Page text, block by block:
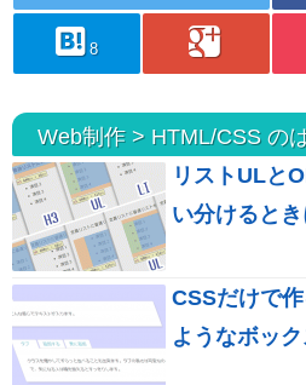
hatebu 8 googleplus
Web制作 > HTML/CSS の
リストULと
い分けると
CSSだけで
ようなボック